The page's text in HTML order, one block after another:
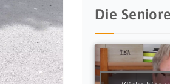
Die